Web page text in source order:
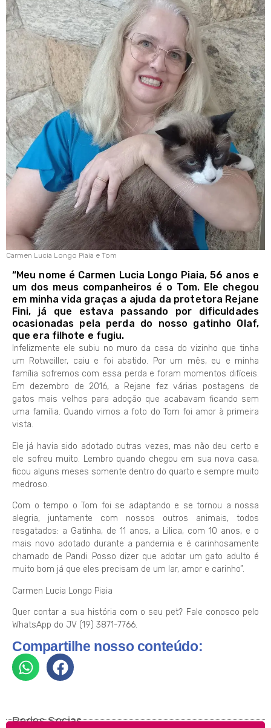
Carmen Lucia Longo Piaia e Tom
“Meu nome é Carmen Lucia Longo Piaia, 56 anos e
um dos meus companheiros é o Tom. Ele chegou
em minha vida graças a ajuda da protetora Rejane
Fini, já que estava passando por dificuldades
ocasionadas pela perda do nosso gatinho Olaf,
que era filhote e fugiu.
Infelizmente ele subiu no muro da casa do vizinho que tinha
um Rotweiller, caiu e foi abatido. Por um mês, eu e minha
família sofremos com essa perda e foram momentos difíceis.
Em dezembro de 2016, a Rejane fez várias postagens de
gatos mais velhos para adoção que acabavam ficando sem
uma família. Quando vimos a foto do Tom foi amor à primeira
vista.
Ele já havia sido adotado outras vezes, mas não deu certo e
ele sofreu muito. Lembro quando chegou em sua nova casa,
ficou alguns meses somente dentro do quarto e sempre muito
medroso.
Com o tempo o Tom foi se adaptando e se tornou a nossa
alegria, juntamente com nossos outros animais, todos
resgatados: a Gatinha, de 11 anos, a Lilica, com 10 anos, e o
mais novo adotado durante a pandemia e é carinhosamente
chamado de Pandi. Posso dizer que adotar um gato adulto é
muito bom já que eles precisam de um lar, amor e carinho”.
Carmen Lucia Longo Piaia
Quer contar a sua história com o seu pet? Fale conosco pelo
WhatsApp do JV (19) 3871-7766.
Compartilhe nosso conteúdo:
Redes Socias